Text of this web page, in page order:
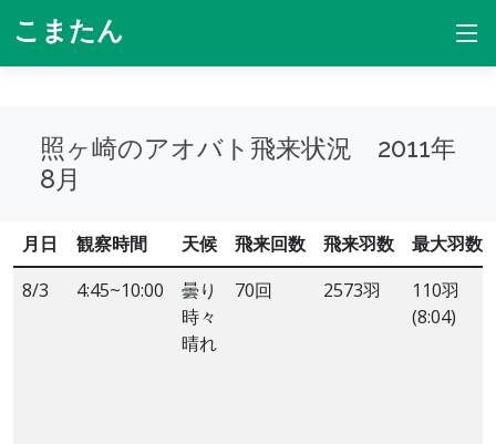
こまたん
照ヶ崎のアオバト飛来状況 2011年
8月
月日 観察時間 天候 飛来回数 飛来羽数
最大羽数
8/3
4:45~10:00
曇り
時々
晴れ
70回 2573羽
110羽
(8:04)